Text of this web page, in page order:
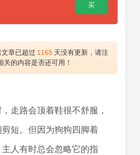
买
章已超过 1165 天没有更新，请注
关的内容是否还可用！
走路会顶着鞋很不舒服，
短。但因为狗狗四脚着
人有时总会忽略它的指